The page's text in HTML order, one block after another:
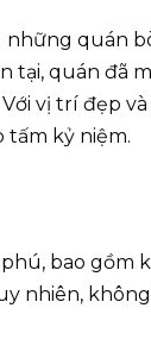
quán
quán đã
vị trí đẹp
tấm kỷ niệm.
bao gồm
nhiên,